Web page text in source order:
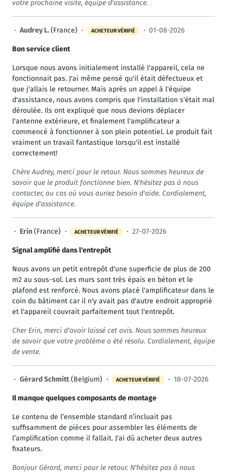
votre prochaine visite, équipe d'assistance.
· Audrey L.(France) · ACHETEUR VÉRIFIÉ · 01-08-2026
Bon service client
Lorsque nous avons initialement installé l'appareil, cela ne
fonctionnait pas. J'ai même pensé qu'il était défectueux et
que j'allais le retourner. Mais après un appel à l'équipe
d'assistance, nous avons compris que l'installation s'était mal
déroulée. Ils ont expliqué que nous devions déplacer
l'antenne extérieure, et finalement l'amplificateur a
commencé à fonctionner à son plein potentiel. Le produit fait
vraiment un travail fantastique lorsqu'il est installé
correctement!
Chère Audrey, merci pour le retour. Nous sommes heureux de
savoir que le produit fonctionne bien. N'hésitez pas à nous
contacter, au cas où vous auriez besoin d'aide. Cordialement,
équipe d'assistance.
· Erin(France) · ACHETEUR VÉRIFIÉ · 27-07-2026
Signal amplifié dans l'entrepôt
Nous avons un petit entrepôt d'une superficie de plus de 200
m2 au sous-sol. Les murs sont très épais en béton et le
plafond est renforcé. Nous avons placé l'amplificateur dans le
coin du bâtiment car il n'y avait pas d'autre endroit approprié
et l'appareil couvrait parfaitement tout l'entrepôt.
Cher Erin, merci d'avoir laissé cet avis. Nous sommes heureux
de savoir que votre problème a été résolu. Cordialement, équipe
de vente.
· Gérard Schmitt(Belgium) · ACHETEUR VÉRIFIÉ · 18-07-2026
Il manque quelques composants de montage
Le contenu de l’ensemble standard n’incluait pas
suffisamment de pièces pour assembler les éléments de
l’amplification comme il fallait. J'ai dû acheter deux autres
fixateurs.
Bonjour Gérard, merci pour le retour. N'hésitez pas à nous